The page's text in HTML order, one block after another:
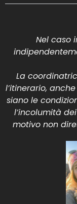
Nel caso
La
l’itinerario,
siano le
l’incolumità
motivo non